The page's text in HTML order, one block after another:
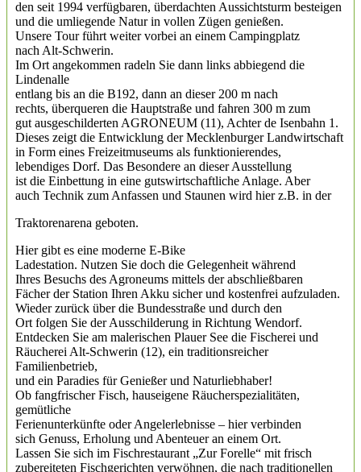
den seit 1994 verfügbaren, überdachten Aussichtsturm besteigen
und die umliegende Natur in vollen Zügen genießen.
Unsere Tour führt weiter vorbei an einem Campingplatz
nach Alt-Schwerin.
Im Ort angekommen radeln Sie dann links abbiegend die
Lindenalle
entlang bis an die B192, dann an dieser 200 m nach
rechts, überqueren die Hauptstraße und fahren 300 m zum
gut ausgeschilderten AGRONEUM (11), Achter de Isenbahn 1.
Dieses zeigt die Entwicklung der Mecklenburger Landwirtschaft
in Form eines Freizeitmuseums als funktionierendes,
lebendiges Dorf. Das Besondere an dieser Ausstellung
ist die Einbettung in eine gutswirtschaftliche Anlage. Aber
auch Technik zum Anfassen und Staunen wird hier z.B. in der
Traktorenarena geboten.
Hier gibt es eine moderne E-Bike
Ladestation. Nutzen Sie doch die Gelegenheit während
Ihres Besuchs des Agroneums mittels der abschließbaren
Fächer der Station Ihren Akku sicher und kostenfrei aufzuladen.
Wieder zurück über die Bundesstraße und durch den
Ort folgen Sie der Ausschilderung in Richtung Wendorf.
Entdecken Sie am malerischen Plauer See die Fischerei und
Räucherei Alt-Schwerin (12), ein traditionsreicher
Familienbetrieb,
und ein Paradies für Genießer und Naturliebhaber!
Ob fangfrischer Fisch, hauseigene Räucherspezialitäten,
gemütliche
Ferienunterkünfte oder Angelerlebnisse – hier verbinden
sich Genuss, Erholung und Abenteuer an einem Ort.
Lassen Sie sich im Fischrestaurant „Zur Forelle“ mit frisch
zubereiteten Fischgerichten verwöhnen, die nach traditionellen